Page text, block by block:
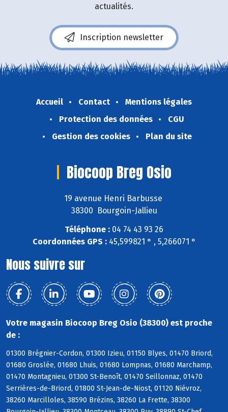
actualités.
Inscription newsletter
Accueil Contact
Mentions légales
Protection des données
CGU
Gestion des cookies
Plan du site
Biocoop Breg Osio
19 avenue Henri Barbusse
38300 Bourgoin-Jallieu
Téléphone : 04 74 43 93 26
Coordonnées GPS :45,599821 ° , 5,266071 °
Nous suivre sur
Votre magasin Biocoop Breg Osio (38300) est proche
de :
01300 Brégnier-Cordon, 01300 Izieu, 01150 Blyes, 01470 Briord,
01680 Groslée, 01680 Lhuis, 01680 Lompnas, 01680 Marchamp,
01470 Montagnieu, 01300 St-Benoît, 01470 Seillonnaz, 01470
Serrières-de-Briord, 01800 St-Jean-de-Niost, 01120 Niévroz,
38260 Marcilloles, 38590 Brézins, 38260 La Frette, 38300